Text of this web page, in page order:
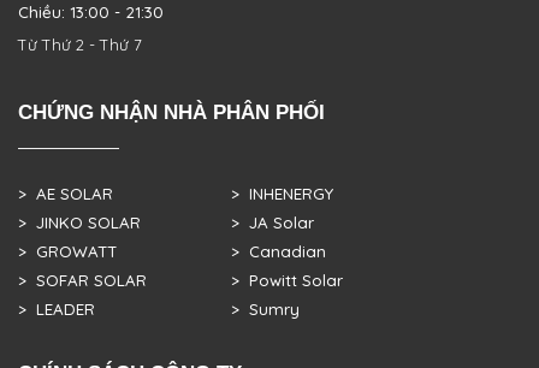
Chiều: 13:00 - 21:30
Từ Thứ 2 - Thứ 7
CHỨNG NHẬN NHÀ PHÂN PHỐI
> AE SOLAR
> JINKO SOLAR
> GROWATT
> SOFAR SOLAR
> LEADER
> INHENERGY
> JA Solar
> Canadian
> Powitt Solar
> Sumry